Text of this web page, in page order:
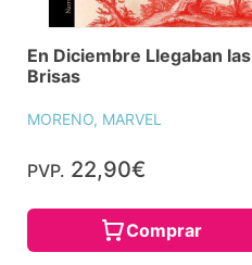
En Diciembre Llegaban las
Brisas
MORENO, MARVEL
PVP. 22,90€
Comprar